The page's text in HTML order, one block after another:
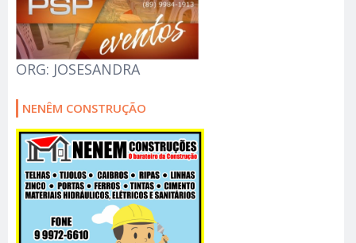
ORG: JOSESANDRA
NENÊM CONSTRUÇÃO